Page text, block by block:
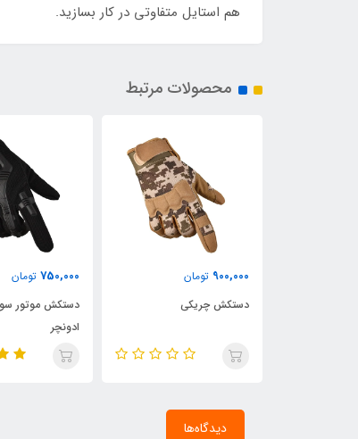
هم استایل متفاوتی در کار بسازید.
محصولات مرتبط
900,000 تومان
دستکش چریکی
750,000 تومان
دستکش موتور
ادونچر
دیدگاه‌ها